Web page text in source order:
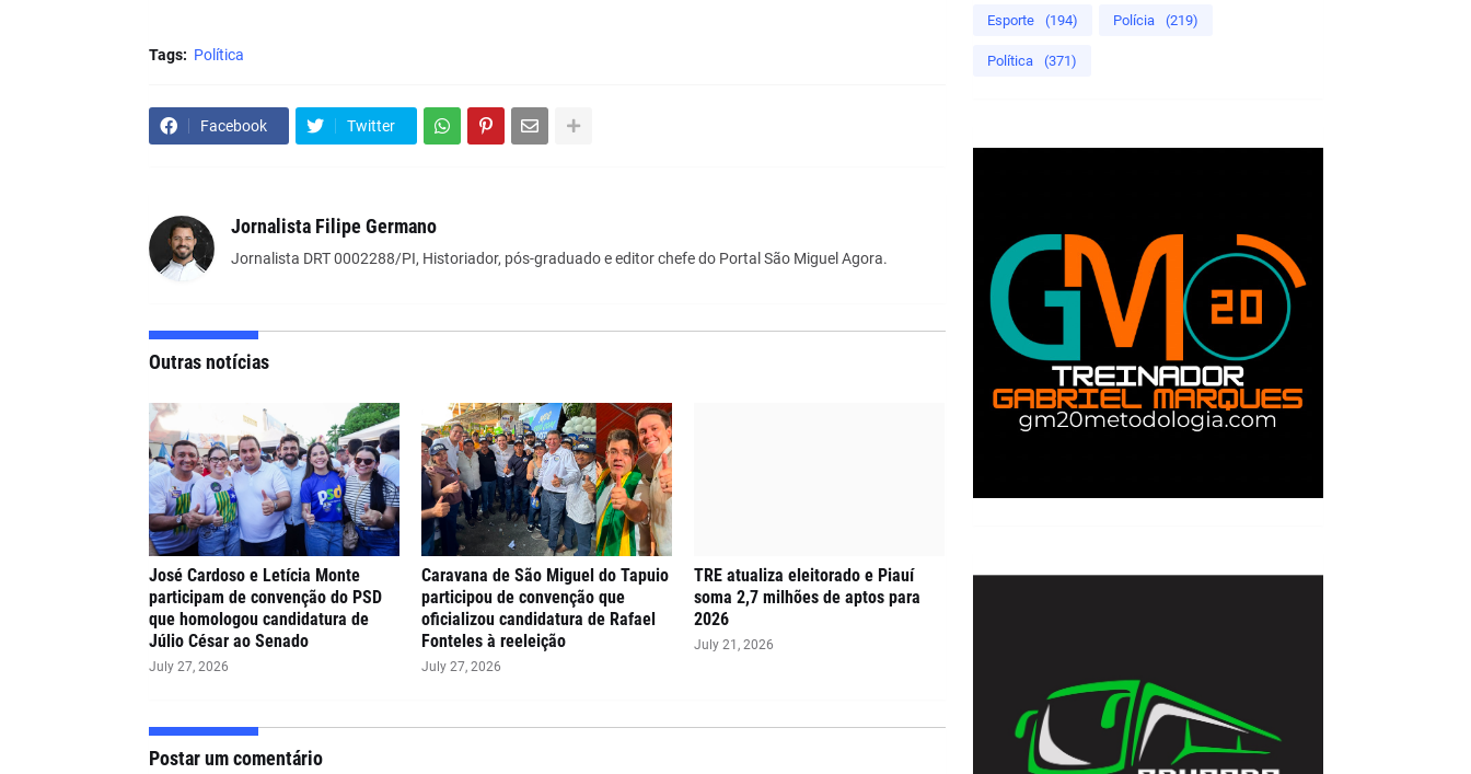
Tags: Política
Facebook Twitter
Jornalista Filipe Germano
Jornalista DRT 0002288/PI, Historiador, pós-graduado e editor chefe do Portal São Miguel Agora.
Outras notícias
José Cardoso e Letícia Monte
participam de convenção do PSD
que homologou candidatura de
Júlio César ao Senado
July 27, 2026
Caravana de São Miguel do Tapuio
participou de convenção que
oficializou candidatura de Rafael
Fonteles à reeleição
July 27, 2026
TRE atualiza eleitorado e Piauí
soma 2,7 milhões de aptos para
2026
July 21, 2026
Postar um comentário
Esporte (194) Polícia (219)
Política (371)